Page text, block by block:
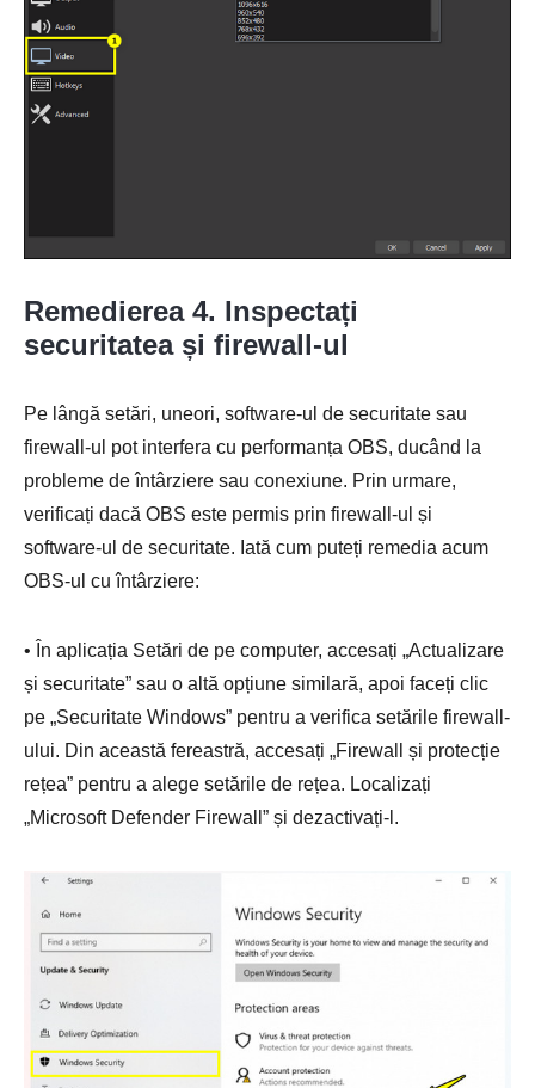
Remedierea 4. Inspectați
securitatea și firewall-ul
Pe lângă setări, uneori, software-ul de securitate sau
firewall-ul pot interfera cu performanța OBS, ducând la
probleme de întârziere sau conexiune. Prin urmare,
verificați dacă OBS este permis prin firewall-ul și
software-ul de securitate. Iată cum puteți remedia acum
OBS-ul cu întârziere:
• În aplicația Setări de pe computer, accesați „Actualizare
și securitate” sau o altă opțiune similară, apoi faceți clic
pe „Securitate Windows” pentru a verifica setările firewall-
ului. Din această fereastră, accesați „Firewall și protecție
rețea” pentru a alege setările de rețea. Localizați
„Microsoft Defender Firewall” și dezactivați-l.